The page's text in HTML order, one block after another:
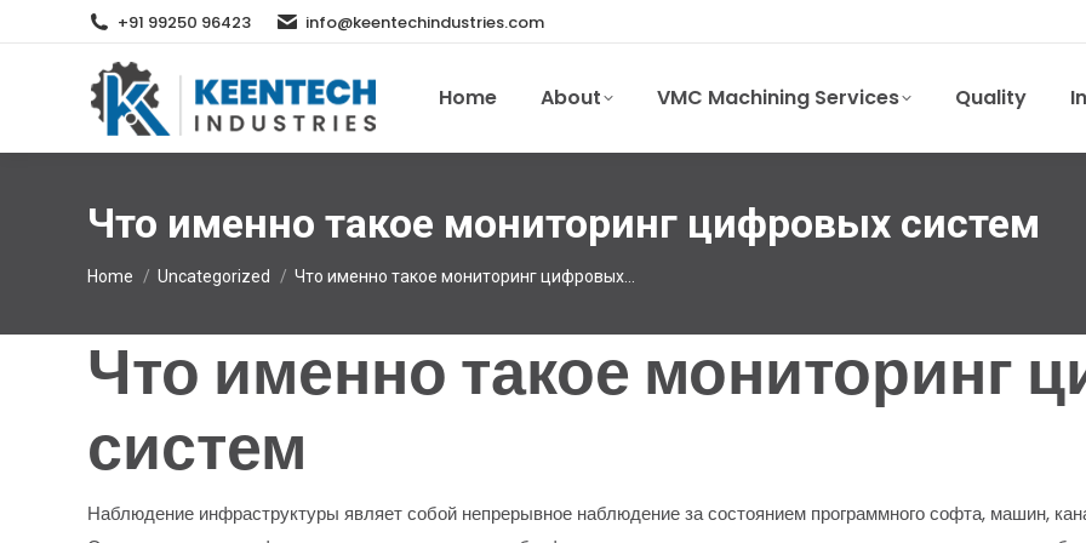
+91 99250 96423 info@keentechindustries.com
Home About VMC Machining Services Quality
Что именно такое мониторинг цифровых систем
You are here:
Home Uncategorized Что именно такое мониторинг цифровых…
Что именно такое мониторинг
систем
Наблюдение инфраструктуры являет собой непрерывное наблюдение за состоянием программного софта, машин,